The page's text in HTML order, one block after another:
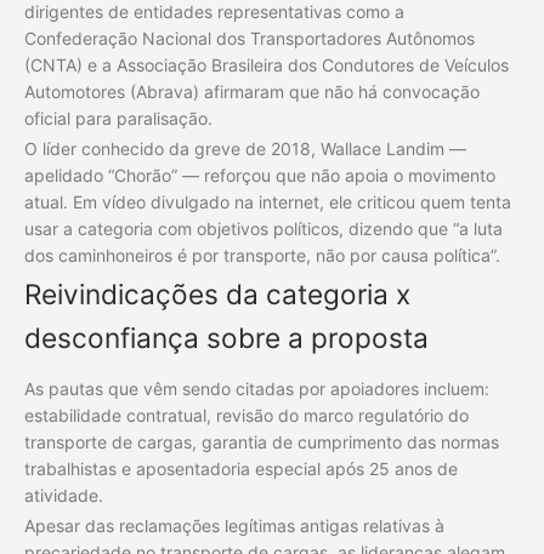
dirigentes de entidades representativas como a
Confederação Nacional dos Transportadores Autônomos
(CNTA) e a Associação Brasileira dos Condutores de Veículos
Automotores (Abrava) afirmaram que não há convocação
oficial para paralisação.
O líder conhecido da greve de 2018, Wallace Landim —
apelidado “Chorão” — reforçou que não apoia o movimento
atual. Em vídeo divulgado na internet, ele criticou quem tenta
usar a categoria com objetivos políticos, dizendo que “a luta
dos caminhoneiros é por transporte, não por causa política”.
Reivindicações da categoria x
desconfiança sobre a proposta
As pautas que vêm sendo citadas por apoiadores incluem:
estabilidade contratual, revisão do marco regulatório do
transporte de cargas, garantia de cumprimento das normas
trabalhistas e aposentadoria especial após 25 anos de
atividade.
Apesar das reclamações legítimas antigas relativas à